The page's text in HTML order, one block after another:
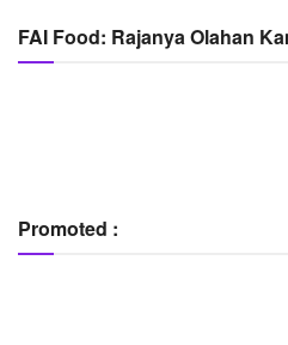
FAI Food: Rajanya Olahan
Promoted :